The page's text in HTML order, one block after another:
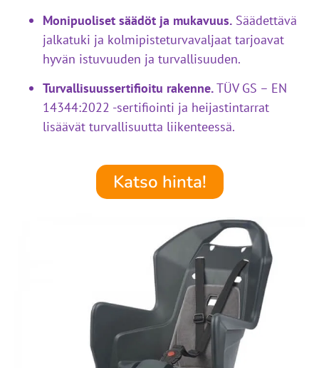
Monipuoliset säädöt ja mukavuus. Säädettävä
jalkatuki ja kolmipisteturvavaljaat tarjoavat
hyvän istuvuuden ja turvallisuuden.
Turvallisuussertifioitu rakenne.TÜV GS – EN
14344:2022 -sertifiointi ja heijastintarrat
lisäävät turvallisuutta liikenteessä.
Katso hinta!